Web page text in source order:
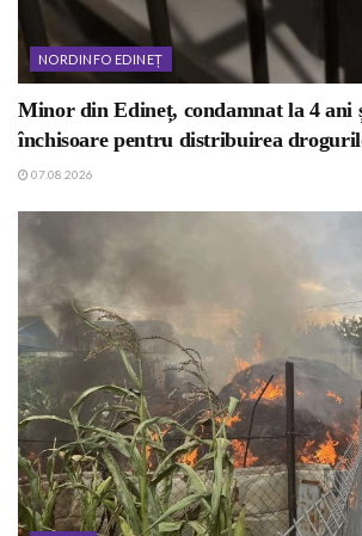
NORDINFO EDINEȚ
Minor din Edineț, condamnat la 4 ani
închisoare pentru distribuirea
07.08.2026